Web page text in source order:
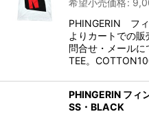
希望小売価格:
PHINGERIN フ
よりカートでの
問合せ・メールに
TEE。
PHINGERIN フィ
SS・BLACK